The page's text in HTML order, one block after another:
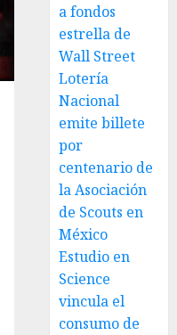
a fondos
estrella de
Wall Street
Lotería
Nacional
emite billete
por
centenario de
la Asociación
de Scouts en
México
Estudio en
Science
vincula el
consumo de